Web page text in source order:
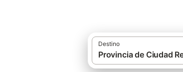
Destino